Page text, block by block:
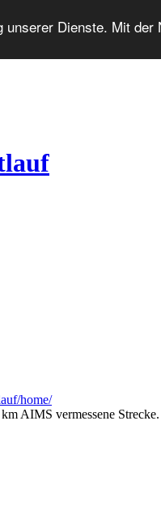
Dienste. Mit
home/
AIMS vermessene